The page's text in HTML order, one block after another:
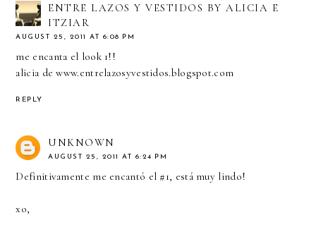
ENTRE LAZOS Y VESTIDOS BY ALICIA E
ITZIAR
AUGUST 25, 2011 AT 6:08 PM
me encanta el look 1!!
alicia de www.entrelazosyvestidos.blogspot.com
REPLY
UNKNOWN
AUGUST 25, 2011 AT 6:24 PM
Definitivamente me encantó el #1, está muy lindo!
xo,